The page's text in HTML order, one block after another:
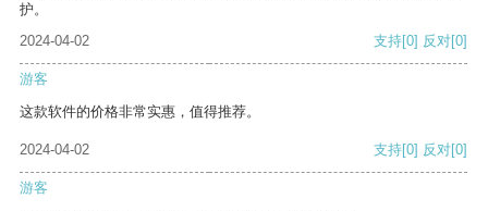
护。
2024-04-02
支持[0] 反对[0]
游客
这款软件的价格非常实惠，值得推荐。
2024-04-02 支持[0] 反对[0]
游客